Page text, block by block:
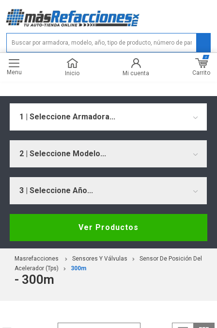
Menu Inicio Mi cuenta Carrito
0
1 | Seleccione Armadora...
2 | Seleccione Modelo...
3 | Seleccione Año...
Ver Productos
Masrefacciones Sensores Y Válvulas
Sensor De Posición Del
Acelerador (Tps)
300m
- 300m